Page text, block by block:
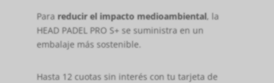
Para reducir el impacto medioambiental, la
HEAD PADEL PRO S+ se suministra en un
embalaje más sostenible.
Hasta 12 cuotas sin interés con tu tarjeta de